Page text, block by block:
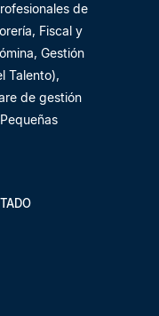
de
Fiscal y
Gestión
Talento),
de gestión